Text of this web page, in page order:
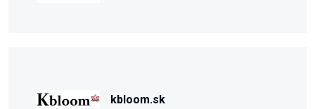
kbloom.sk